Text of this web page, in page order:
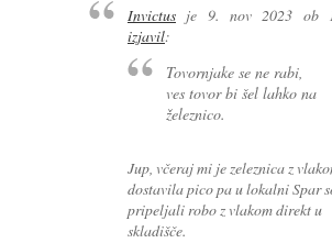
Invictusje 9. nov 2023 ob
izjavil:
Tovornjake se ne rabi,
ves tovor bi šel lahko na
železnico.
Jup, včeraj mi je zeleznica z
dostavila pico pa u lokalni Spar
pripeljali robo z vlakom direkt u
skladišče.